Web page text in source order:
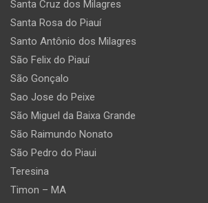
Santa Cruz dos Milagres
Santa Rosa do Piauí
Santo Antônio dos Milagres
São Felix do Piauí
São Gonçalo
Sao Jose do Peixe
São Miguel da Baixa Grande
São Raimundo Nonato
São Pedro do Piaui
Teresina
Timon – MA